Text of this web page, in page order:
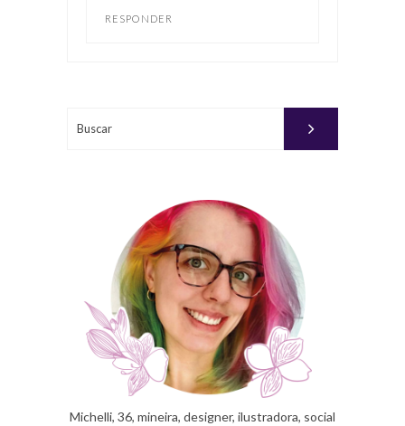
RESPONDER
Michelli, 36, mineira, designer, ilustradora, social